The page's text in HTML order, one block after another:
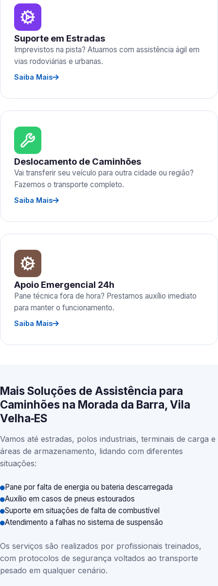
Suporte em Estradas
Imprevistos na pista? Atuamos com assistência ágil em
vias rodoviárias e urbanas.
Saiba Mais
Deslocamento de Caminhões
Vai transferir seu veículo para outra cidade ou região?
Fazemos o transporte completo.
Saiba Mais
Apoio Emergencial 24h
Pane técnica fora de hora? Prestamos auxílio imediato
para manter o funcionamento.
Saiba Mais
Mais Soluções de Assistência para
Caminhões na Morada da Barra, Vila
Velha‑ES
Vamos até estradas, polos industriais, terminais de carga e
áreas de armazenamento, lidando com diferentes
situações:
Pane por falta de energia ou bateria descarregada
Auxílio em casos de pneus estourados
Suporte em situações de falta de combustível
Atendimento a falhas no sistema de suspensão
Os serviços são realizados por profissionais treinados,
com protocolos de segurança voltados ao transporte
pesado em qualquer cenário.